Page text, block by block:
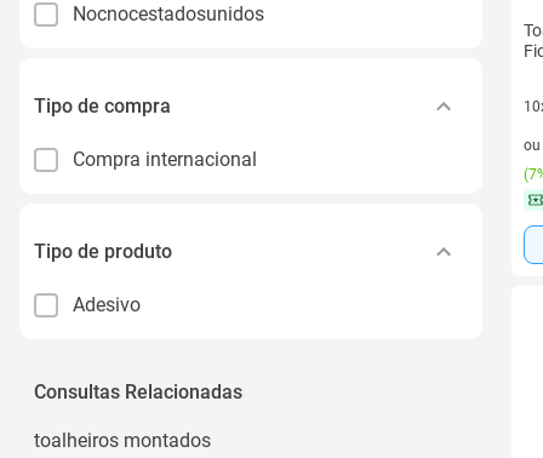
Nocnocestadosunidos
Tipo de compra
Compra internacional
Tipo de produto
Adesivo
Consultas Relacionadas
toalheiros montados
ou
(